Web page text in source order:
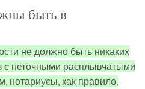
быть в
не должно быть никаких
с неточными расплывчатыми
нотариусы, как правило,